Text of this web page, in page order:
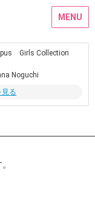
MENU
Girls Collection
Noguchi
見る